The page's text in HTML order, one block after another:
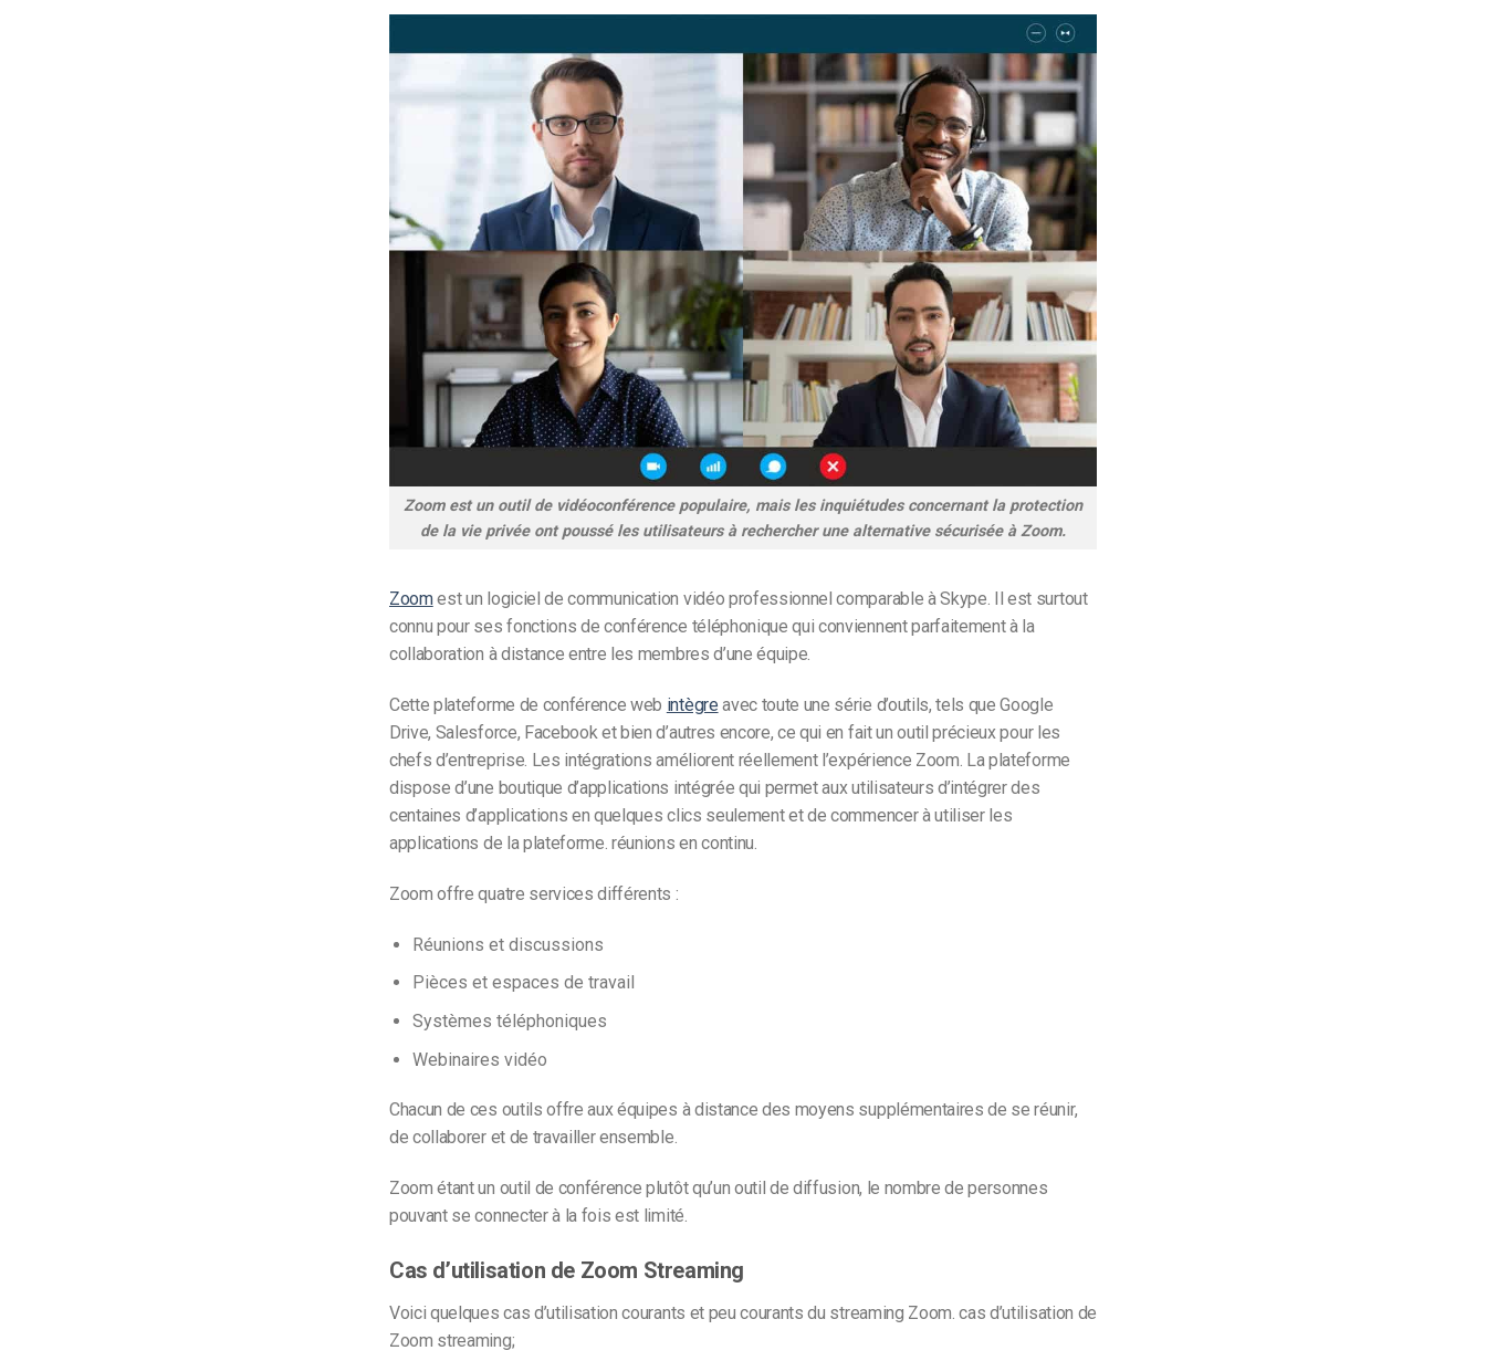
Zoom est un outil de vidéoconférence populaire, mais les inquiétudes concernant la protection
de la vie privée ont poussé les utilisateurs à rechercher une alternative sécurisée à Zoom.
Zoomest un logiciel de communication vidéo professionnel comparable à Skype. Il est surtout
connu pour ses fonctions de conférence téléphonique qui conviennent parfaitement à la
collaboration à distance entre les membres d’une équipe.
Cette plateforme de conférence web intègre avec toute une série d’outils, tels que Google
Drive, Salesforce, Facebook et bien d’autres encore, ce qui en fait un outil précieux pour les
chefs d’entreprise. Les intégrations améliorent réellement l’expérience Zoom. La plateforme
dispose d’une boutique d’applications intégrée qui permet aux utilisateurs d’intégrer des
centaines d’applications en quelques clics seulement et de commencer à utiliser les
applications de la plateforme.réunions en continu.
Zoom offre quatre services différents :
Réunions et discussions
Pièces et espaces de travail
Systèmes téléphoniques
Webinaires vidéo
Chacun de ces outils offre aux équipes à distance des moyens supplémentaires de se réunir,
de collaborer et de travailler ensemble.
Zoom étant un outil de conférence plutôt qu’un outil de diffusion, le nombre de personnes
pouvant se connecter à la fois est limité.
Cas d’utilisation de Zoom Streaming
Voici quelques cas d’utilisation courants et peu courants du streaming Zoom.cas d’utilisation de
Zoom streaming;